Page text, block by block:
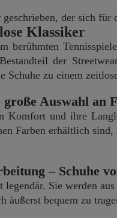
der sich für
Klassiker
berühmten
der
zu einem
Auswahl an
Komfort und ihre
Farben erhältlich
– Schuhe
Sie werden
äußerst bequem zu